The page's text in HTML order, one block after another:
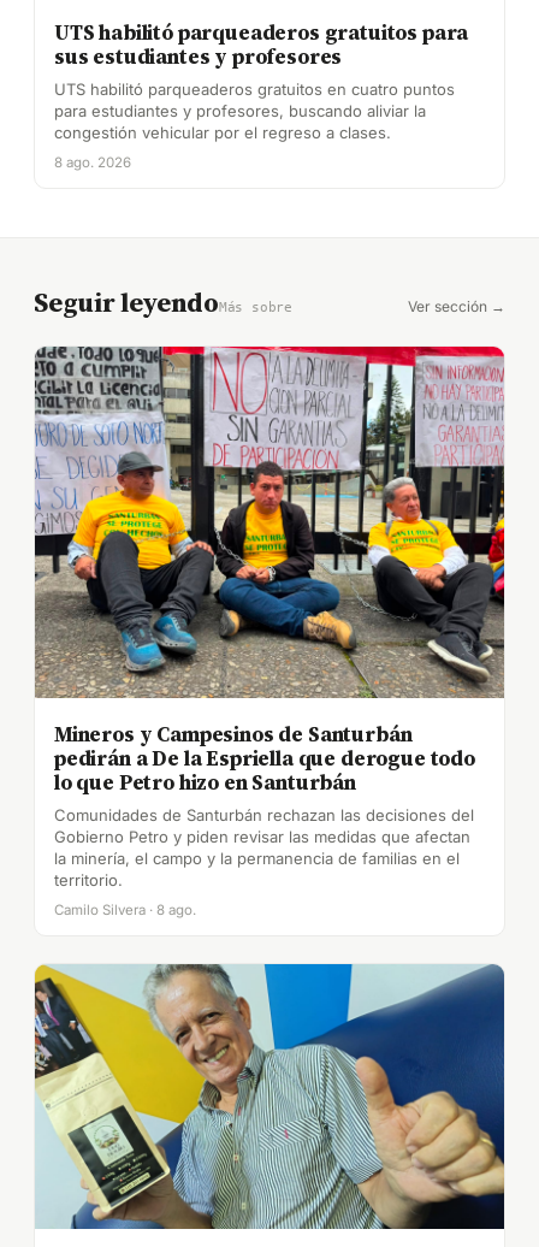
UTS habilitó parqueaderos gratuitos para
sus estudiantes y profesores
UTS habilitó parqueaderos gratuitos en cuatro puntos
para estudiantes y profesores, buscando aliviar la
congestión vehicular por el regreso a clases.
8 ago. 2026
Seguir leyendoMás sobre Ver sección →
Mineros y Campesinos de Santurbán
pedirán a De la Espriella que derogue todo
lo que Petro hizo en Santurbán
Comunidades de Santurbán rechazan las decisiones del
Gobierno Petro y piden revisar las medidas que afectan
la minería, el campo y la permanencia de familias en el
territorio.
Camilo Silvera · 8 ago.